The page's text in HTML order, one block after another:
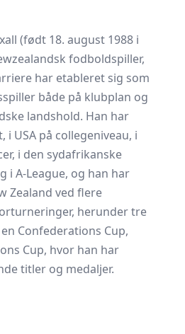
(født 18. august 1988 i
fodboldspiller,
har etableret sig som
både på klubplan og
landshold. Han har
i USA på collegeniveau, i
i den sydafrikanske
i A-League, og han har
Zealand ved flere
herunder tre
Confederations Cup,
Cup, hvor han har
titler og medaljer.